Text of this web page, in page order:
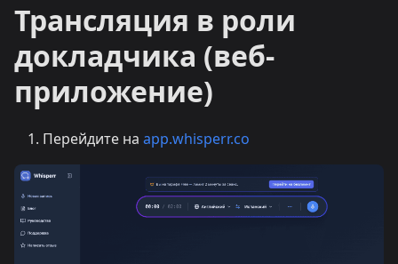
Трансляция в роли
докладчика (веб-
приложение)
Перейдите на app.whisperr.co